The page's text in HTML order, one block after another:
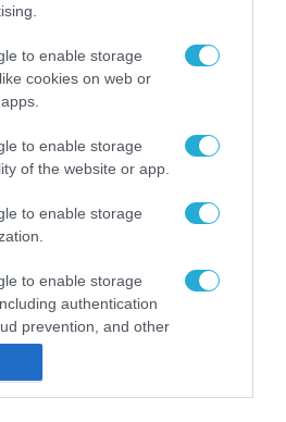
to enable storage
cookies on web or
to enable storage
of the website or app.
to enable storage
to enable storage
authentication
prevention, and other